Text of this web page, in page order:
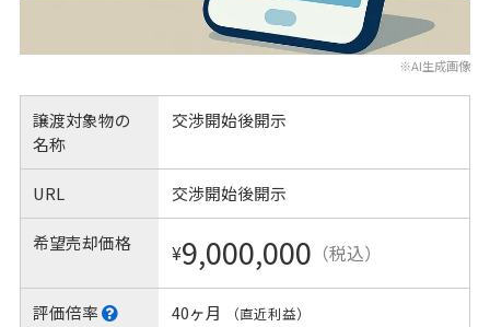
※AI生成画像
譲渡対象物の
名称
交渉開始後開示
URL 交渉開始後開示
希望売却価格 ¥9,000,000 （税込）
評価倍率 40ヶ月 （直近利益）